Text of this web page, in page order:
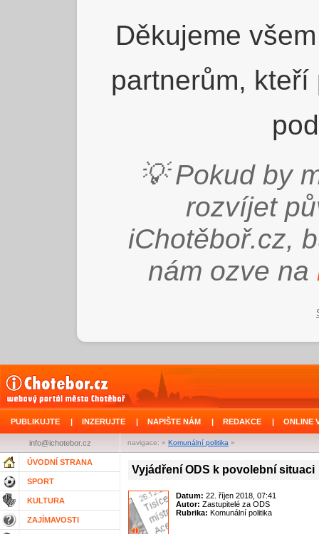
Děkujeme
partnerům,
💡 Pokud by
rozvíjet
iChotěboř.cz,
nám ozve na
PUBLIKUJTE | INZERUJTE | NAPIŠTE NÁM | REDAKCE | ONLINE
navigace: » Komunální politika »
info@ichotebor.cz
ÚVODNÍ STRANA
SPORT
KULTURA
ZAJÍMAVOSTI
Vyjádření ODS k povolební situaci
Datum: 22. říjen 2018, 07:41
Autor: Zastupitelé za ODS
Rubrika: Komunální politika